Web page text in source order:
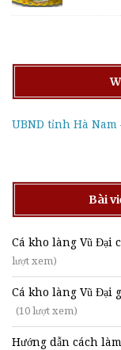
UBND tỉnh Hà Nam
Bài
Cá kho làng Vũ Đại
lượt xem)
Cá kho làng Vũ Đại
(10 lượt xem)
Hướng dẫn cách